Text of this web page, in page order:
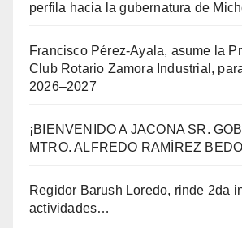
perfila hacia la gubernatura de
Francisco Pérez-Ayala, asume la
Club Rotario Zamora Industrial,
2026–2027
¡BIENVENIDO A JACONA SR.
MTRO. ALFREDO RAMÍREZ
Regidor Barush Loredo, rinde 2da
actividades…